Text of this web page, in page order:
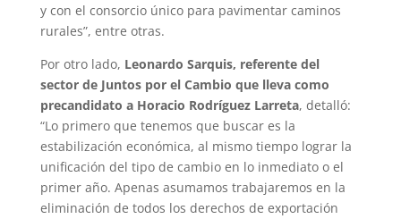
y con el consorcio único para pavimentar caminos
rurales”, entre otras.
Por otro lado, Leonardo Sarquis, referente del
sector de Juntos por el Cambio que lleva como
precandidato a Horacio Rodríguez Larreta, detalló:
“Lo primero que tenemos que buscar es la
estabilización económica, al mismo tiempo lograr la
unificación del tipo de cambio en lo inmediato o el
primer año. Apenas asumamos trabajaremos en la
eliminación de todos los derechos de exportación